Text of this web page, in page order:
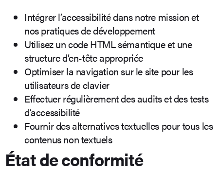
Intégrer l’accessibilité dans notre mission et
nos pratiques de développement
Utilisez un code HTML sémantique et une
structure d’en-tête appropriée
Optimiser la navigation sur le site pour les
utilisateurs de clavier
Effectuer régulièrement des audits et des tests
d’accessibilité
Fournir des alternatives textuelles pour tous les
contenus non textuels
État de conformité